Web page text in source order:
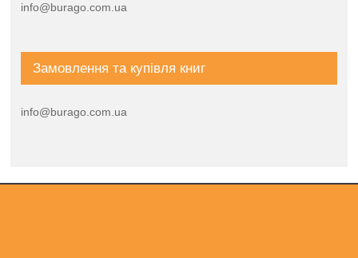
info@burago.com.ua
Замовлення та купівля книг
info@burago.com.ua